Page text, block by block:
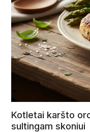
Kotletai karšto
sultingam skoniui